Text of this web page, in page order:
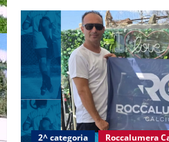
2^ categoria Roccalumera